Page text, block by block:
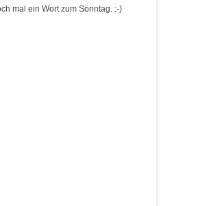
mal ein Wort zum Sonntag. :-)